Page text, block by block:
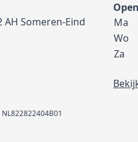
AH Someren-Eind
Ma
Wo
Za
NL822822404B01